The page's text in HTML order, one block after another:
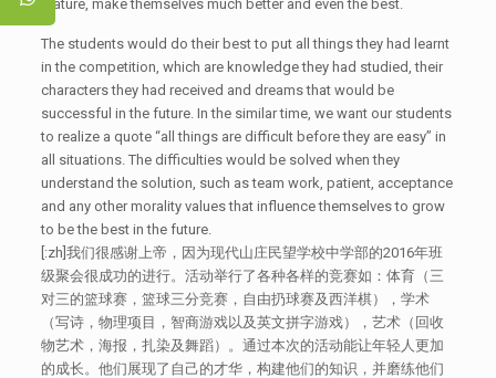
mature, make themselves much better and even the best.
The students would do their best to put all things they had learnt
in the competition, which are knowledge they had studied, their
characters they had received and dreams that would be
successful in the future. In the similar time, we want our students
to realize a quote “all things are difficult before they are easy” in
all situations. The difficulties would be solved when they
understand the solution, such as team work, patient, acceptance
and any other morality values that influence themselves to grow
to be the best in the future.
[:zh]我们很感谢上帝，因为现代山庄民望学校中学部的2016年班
级聚会很成功的进行。活动举行了各种各样的竞赛如：体育（三
对三的篮球赛，篮球三分竞赛，自由扔球赛及西洋棋），学术
（写诗，物理项目，智商游戏以及英文拼字游戏），艺术（回收
物艺术，海报，扎染及舞蹈）。通过本次的活动能让年轻人更加
的成长。他们展现了自己的才华，构建他们的知识，并磨练他们